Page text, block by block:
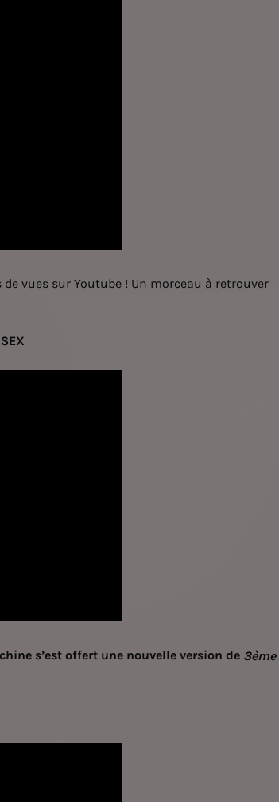
vues sur Youtube ! Un morceau à retrouver
s’est offert une nouvelle version de 3ème